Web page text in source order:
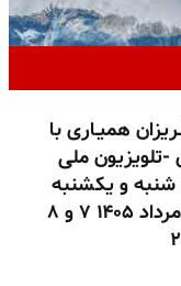
همیـاری با
-تلویزیون ملی
شنبه و یکشنبه
۱۶ ، ۱۷ و ۱۸ مرداد ۱۴۰۵ ۷ و ۸